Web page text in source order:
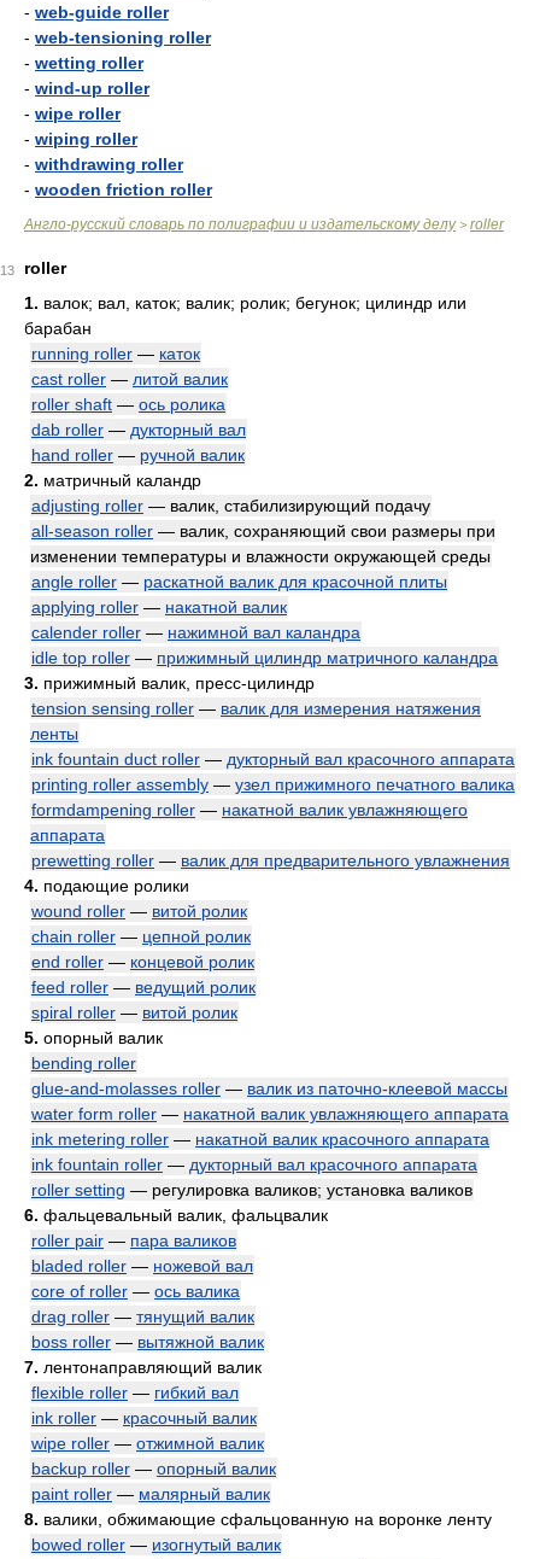
- web-guide roller
- web-tensioning roller
- wetting roller
- wind-up roller
- wipe roller
- wiping roller
- withdrawing roller
- wooden friction roller
Англо-русский словарь по полиграфии и издательскому делу> roller
13
roller
1. валок; вал, каток; валик; ролик; бегунок; цилиндр или
барабан
running roller — каток
cast roller — литой валик
roller shaft — ось ролика
dab roller — дукторный вал
hand roller — ручной валик
2. матричный каландр
adjusting roller — валик, стабилизирующий подачу
all-season roller — валик, сохраняющий свои размеры при
изменении температуры и влажности окружающей среды
angle roller — раскатной валик для красочной плиты
applying roller — накатной валик
calender roller — нажимной вал каландра
idle top roller — прижимный цилиндр матричного каландра
3. прижимный валик, пресс-цилиндр
tension sensing roller — валик для измерения натяжения
ленты
ink fountain duct roller — дукторный вал красочного аппарата
printing roller assembly — узел прижимного печатного валика
formdampening roller — накатной валик увлажняющего
аппарата
prewetting roller — валик для предварительного увлажнения
4. подающие ролики
wound roller — витой ролик
chain roller — цепной ролик
end roller — концевой ролик
feed roller — ведущий ролик
spiral roller — витой ролик
5. опорный валик
bending roller
glue-and-molasses roller — валик из паточно-клеевой массы
water form roller — накатной валик увлажняющего аппарата
ink metering roller — накатной валик красочного аппарата
ink fountain roller — дукторный вал красочного аппарата
roller setting — регулировка валиков; установка валиков
6. фальцевальный валик, фальцвалик
roller pair — пара валиков
bladed roller — ножевой вал
core of roller — ось валика
drag roller — тянущий валик
boss roller — вытяжной валик
7. лентонаправляющий валик
flexible roller — гибкий вал
ink roller — красочный валик
wipe roller — отжимной валик
backup roller — опорный валик
paint roller — малярный валик
8. валики, обжимающие сфальцованную на воронке ленту
bowed roller — изогнутый валик